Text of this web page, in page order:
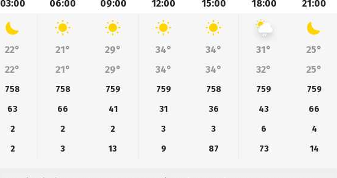
03:00 06:00 09:00 12:00 15:00 18:00 21:00
22° 21° 29° 34° 34° 31°
25°
22° 21° 29° 34° 34° 32° 25°
758 758 759 759 758 759
759
63 66 41 31 36 43
66
2 2 2 3 3 6
4
2 3 13 9 87 73 14